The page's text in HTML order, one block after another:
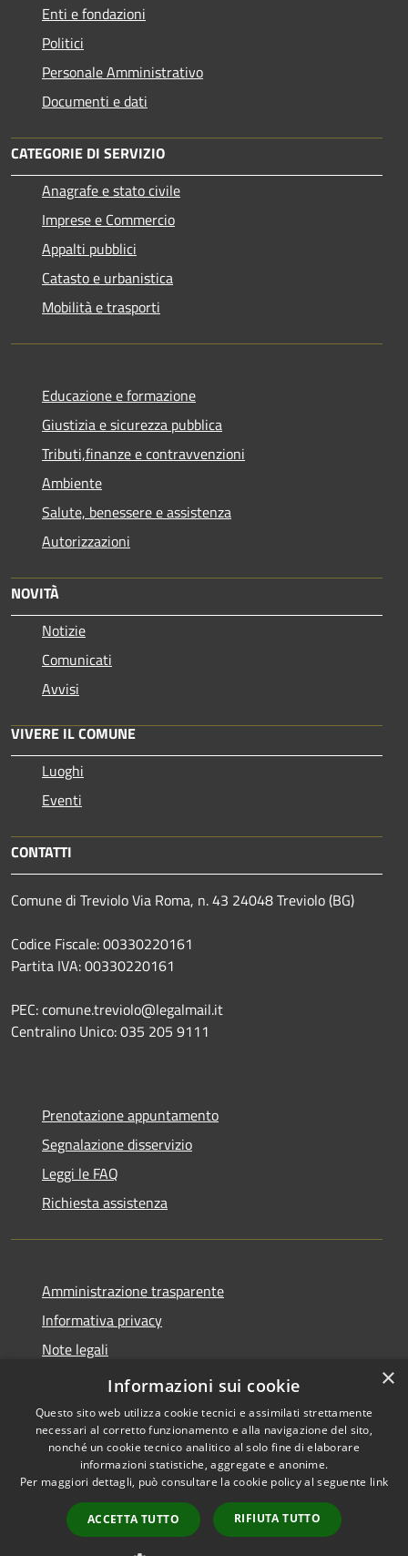
Enti e fondazioni
Politici
Personale Amministrativo
Documenti e dati
CATEGORIE DI SERVIZIO
Anagrafe e stato civile
Imprese e Commercio
Appalti pubblici
Catasto e urbanistica
Mobilità e trasporti
Educazione e formazione
Giustizia e sicurezza pubblica
Tributi,finanze e contravvenzioni
Ambiente
Salute, benessere e assistenza
Autorizzazioni
NOVITÀ
Notizie
Comunicati
Avvisi
VIVERE IL COMUNE
Luoghi
Eventi
CONTATTI
Comune di Treviolo Via Roma, n. 43 24048 Treviolo (BG)
Codice Fiscale: 00330220161
Partita IVA: 00330220161
PEC: comune.treviolo@legalmail.it
Centralino Unico:035 205 9111
Prenotazione appuntamento
Segnalazione disservizio
Leggi le FAQ
Richiesta assistenza
Amministrazione trasparente
Informativa privacy
Note legali
Dichiarazione di accessibilità
Accessibilità
Copyright © 2026 • Comune di
Treviolo • Powered by
Municipium•
Accesso
redazione
×
Informazioni sui cookie
Questo sito web utilizza cookie tecnici e assimilati strettamente
necessari al corretto funzionamento e alla navigazione del sito,
nonché un cookie tecnico analitico al solo fine di elaborare
informazioni statistiche, aggregate e anonime.
Per maggiori dettagli, può consultare la cookie policy al seguente link
ACCETTA TUTTO RIFIUTA TUTTO